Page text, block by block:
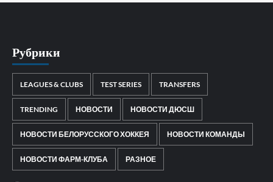
Рубрики
LEAGUES & CLUBS TEST SERIES TRANSFERS
TRENDING НОВОСТИ НОВОСТИ ДЮСШ
НОВОСТИ БЕЛОРУССКОГО ХОККЕЯ НОВОСТИ КОМАНДЫ
НОВОСТИ ФАРМ-КЛУБА РАЗНОЕ